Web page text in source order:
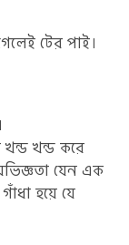
টের পাই।
খন্ড করে
যেন এক
হয়ে যে